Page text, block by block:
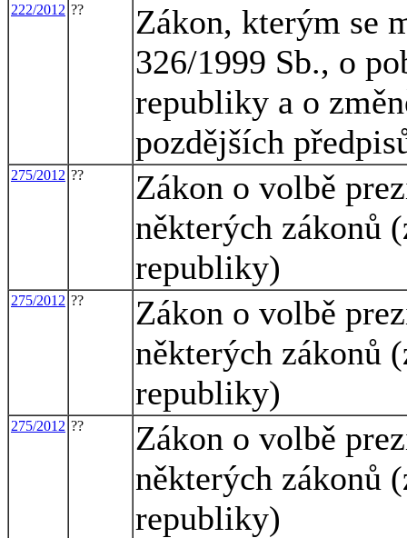
222/2012 ??
Zákon, kterým se
326/1999 Sb., o
republiky a o
pozdějších
275/2012 ??
Zákon o volbě
některých zákonů
republiky)
275/2012 ??
Zákon o volbě
některých zákonů
republiky)
275/2012 ??
Zákon o volbě
některých zákonů
republiky)